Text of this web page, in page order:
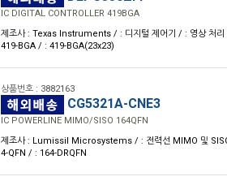
IC DIGITAL CONTROLLER 419BGA
제조사 : Texas Instruments / : 디지털 제어기 / : 영상 처리
419-BGA / : 419-BGA(23x23)
상품번호 : 3882163
CG5321A-CNE3
IC POWERLINE MIMO/SISO 164QFN
제조사 : Lumissil Microsystems / : 전력선 MIMO 및
4-QFN / : 164-DRQFN